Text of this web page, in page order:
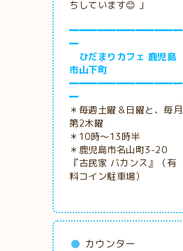
ちしています😊 」
━━━━━━━━━━━━
━
ひだまりカフェ 鹿児島
市山下町
━━━━━━━━━━━━
━
＊毎週土曜＆日曜と、毎月
第2木曜
＊10時～13時半
＊鹿児島市名山町3-20
『古民家 バカンス』（有
料コイン駐車場）
カウンター